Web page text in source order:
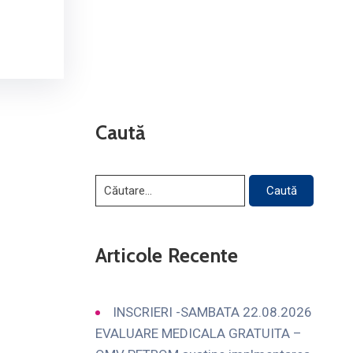
Caută
Articole Recente
INSCRIERI -SAMBATA 22.08.2026
EVALUARE MEDICALA GRATUITA –